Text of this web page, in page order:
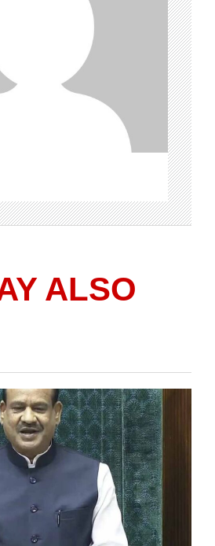
ALSO